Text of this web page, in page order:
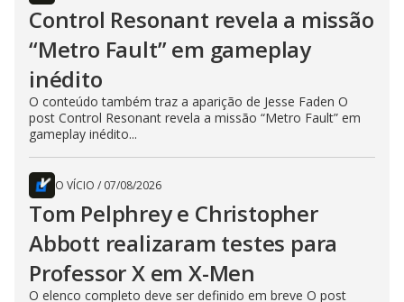
Control Resonant revela a missão
“Metro Fault” em gameplay
inédito
O conteúdo também traz a aparição de Jesse Faden O
post Control Resonant revela a missão “Metro Fault” em
gameplay inédito...
O VÍCIO / 07/08/2026
Tom Pelphrey e Christopher
Abbott realizaram testes para
Professor X em X-Men
O elenco completo deve ser definido em breve O post